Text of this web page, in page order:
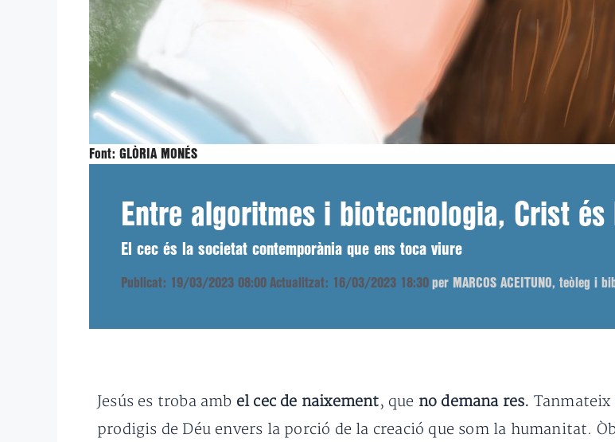
Font: GLÒRIA MONÉS
Entre algoritmes i biotecnologia, Crist és
El cec és la societat contemporània que ens toca viure
Publicat: 19/03/2023 08:00 Actualitzat: 16/03/2023 18:30 per MARCOS ACEITUNO, teòleg i
Jesús es troba amb el cec de naixement, que no demana res.
prodigis de Déu envers la porció de la creació que som la humanitat.